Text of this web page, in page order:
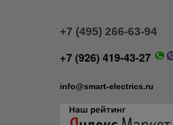
+7 (495) 266-63-94
+7 (926) 419-43-27
info@smart-electrics.ru